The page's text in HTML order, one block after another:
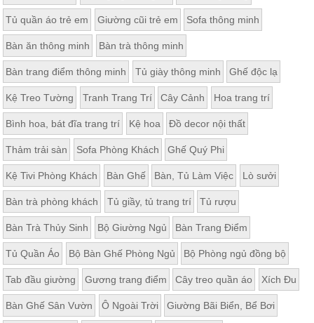
Tủ quần áo trẻ em Giường cũi trẻ em Sofa thông minh
Bàn ăn thông minh Bàn trà thông minh
Bàn trang điểm thông minh Tủ giày thông minh Ghế độc lạ
Kệ Treo Tường Tranh Trang Trí Cây Cảnh Hoa trang trí
Bình hoa, bát đĩa trang trí Kệ hoa Đồ decor nội thất
Thảm trải sàn Sofa Phòng Khách Ghế Quý Phi
Kệ Tivi Phòng Khách Bàn Ghế Bàn, Tủ Làm Việc Lò sưởi
Bàn trà phòng khách Tủ giầy, tủ trang trí Tủ rượu
Bàn Trà Thủy Sinh Bộ Giường Ngủ Bàn Trang Điểm
Tủ Quần Áo Bộ Bàn Ghế Phòng Ngủ Bộ Phòng ngủ đồng bộ
Tab đầu giường Gương trang điểm Cây treo quần áo Xích Đu
Bàn Ghế Sân Vườn Ô Ngoài Trời Giường Bãi Biển, Bể Bơi